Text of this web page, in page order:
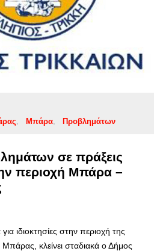
Μπάρα Προβλημάτων
σε πράξεις
περιοχή Μπάρα –
ιδιοκτησίες στην περιοχή της
κλείνει σταδιακά ο Δήμος